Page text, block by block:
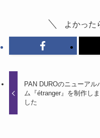
よかった
PAN DUROのニューアル
ム『étranger』を制作しま
した